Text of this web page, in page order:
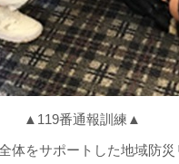
▲119番通報訓練▲
体をサポートした地域防